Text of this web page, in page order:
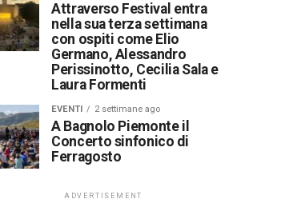
Attraverso Festival entra
nella sua terza settimana
con ospiti come Elio
Germano, Alessandro
Perissinotto, Cecilia Sala e
Laura Formenti
EVENTI 2 settimane ago
A Bagnolo Piemonte il
Concerto sinfonico di
Ferragosto
ADVERTISEMENT